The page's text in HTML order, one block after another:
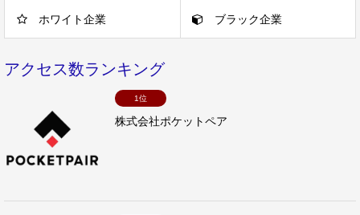
ホワイト企業 ブラック企業
アクセス数ランキング
1位
株式会社ポケットペア